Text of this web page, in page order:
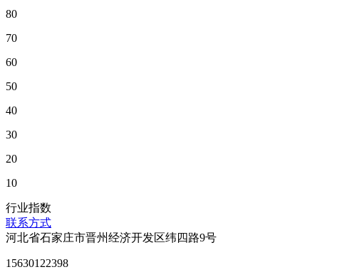
80
70
60
50
40
30
20
10
行业指数
联系方式
河北省石家庄市晋州经济开发区纬四路9号
15630122398